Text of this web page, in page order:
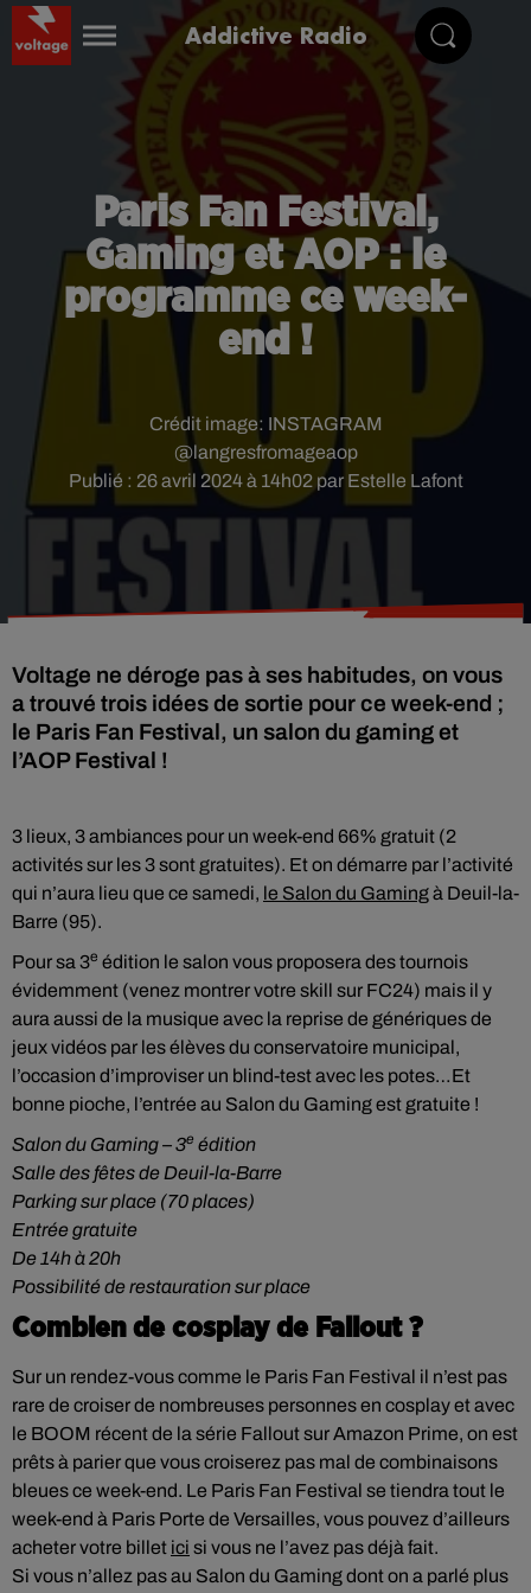
Addictive Radio
Paris Fan Festival,
Gaming et AOP : le
programme ce week-
end !
Publié : 26 avril 2024 à 14h02 par Estelle Lafont
Crédit image: INSTAGRAM
@langresfromageaop
Voltage ne déroge pas à ses habitudes, on vous
a trouvé trois idées de sortie pour ce week-end ;
le Paris Fan Festival, un salon du gaming et
l’AOP Festival !
3 lieux, 3 ambiances pour un week-end 66% gratuit (2
activités sur les 3 sont gratuites). Et on démarre par l’activité
qui n’aura lieu que ce samedi, le Salon du Gamingà Deuil-la-
Barre (95).
Pour sa 3e édition le salon vous proposera des tournois
évidemment (venez montrer votre skill sur FC24) mais il y
aura aussi de la musique avec la reprise de génériques de
jeux vidéos par les élèves du conservatoire municipal,
l’occasion d’improviser un blind-test avec les potes…Et
bonne pioche, l’entrée au Salon du Gaming est gratuite !
Salon du Gaming – 3e édition
Salle des fêtes de Deuil-la-Barre
Parking sur place (70 places)
Entrée gratuite
De 14h à 20h
Possibilité de restauration sur place
Combien de cosplay de Fallout ?
Sur un rendez-vous comme le Paris Fan Festival il n’est pas
rare de croiser de nombreuses personnes en cosplay et avec
le BOOM récent de la série Fallout sur Amazon Prime, on est
prêts à parier que vous croiserez pas mal de combinaisons
bleues ce week-end. Le Paris Fan Festival se tiendra tout le
week-end à Paris Porte de Versailles, vous pouvez d’ailleurs
acheter votre billet ici si vous ne l’avez pas déjà fait.
Si vous n’allez pas au Salon du Gaming dont on a parlé plus